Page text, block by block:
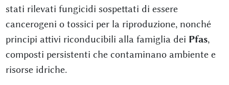
stati rilevati fungicidi sospettati di essere
cancerogeni o tossici per la riproduzione, nonché
principi attivi riconducibili alla famiglia dei Pfas,
composti persistenti che contaminano ambiente e
risorse idriche.